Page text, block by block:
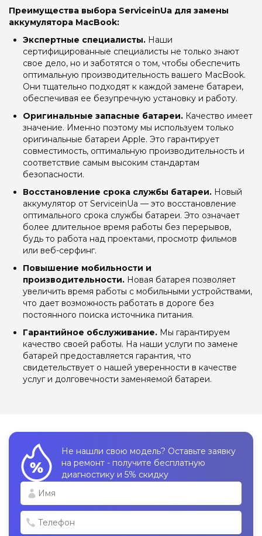
Преимущества выбора ServiceinUa для замены
аккумулятора MacBook:
Экспертные специалисты. Наши
сертифицированные специалисты не только знают
свое дело, но и заботятся о том, чтобы обеспечить
оптимальную производительность вашего MacBook.
Они тщательно подходят к каждой замене батареи,
обеспечивая ее безупречную установку и работу.
Оригинальные запасные батареи. Качество имеет
значение. Именно поэтому мы используем только
оригинальные батареи Apple. Это гарантирует
совместимость, оптимальную производительность и
соответствие самым высоким стандартам
безопасности.
Восстановление срока службы батареи. Новый
аккумулятор от ServiceinUa — это восстановление
оптимального срока службы батареи. Это означает
более длительное время работы без перерывов,
будь то работа над проектами, просмотр фильмов
или веб-серфинг.
Повышение мобильности и
производительности. Новая батарея позволяет
увеличить время работы с мобильными устройствами,
что дает возможность работать в дороге без
постоянного поиска источника питания.
Гарантийное обслуживание. Мы гарантируем
качество своей работы. На наши услуги по замене
батарей предоставляется гарантия, что
свидетельствует о нашей уверенности в качестве
услуг и долговечности заменяемой батареи.
Не нашли свою модель? Оставьте заявку
на ремонт - получите бесплатную
диагностику и 5% скидку